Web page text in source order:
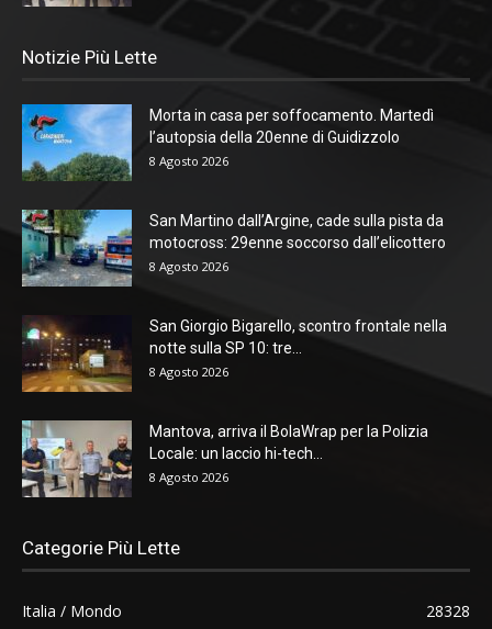
Notizie Più Lette
Morta in casa per soffocamento. Martedì
l’autopsia della 20enne di Guidizzolo
8 Agosto 2026
San Martino dall’Argine, cade sulla pista da
motocross: 29enne soccorso dall’elicottero
8 Agosto 2026
San Giorgio Bigarello, scontro frontale nella
notte sulla SP 10: tre...
8 Agosto 2026
Mantova, arriva il BolaWrap per la Polizia
Locale: un laccio hi-tech...
8 Agosto 2026
Categorie Più Lette
Italia / Mondo
28328